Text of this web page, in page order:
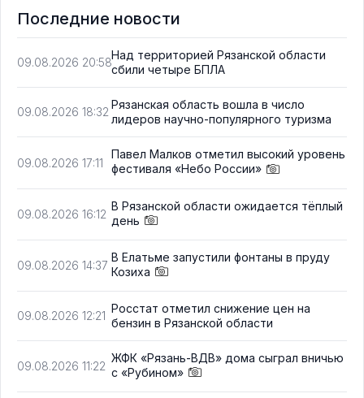
Последние новости
09.08.2026 20:58
Над территорией Рязанской области
сбили четыре БПЛА
09.08.2026 18:32
Рязанская область вошла в число
лидеров научно-популярного туризма
09.08.2026 17:11
Павел Малков отметил высокий уровень
фестиваля «Небо России»
09.08.2026 16:12
В Рязанской области ожидается тёплый
день
09.08.2026 14:37
В Елатьме запустили фонтаны в пруду
Козиха
09.08.2026 12:21
Росстат отметил снижение цен на
бензин в Рязанской области
09.08.2026 11:22
ЖФК «Рязань-ВДВ» дома сыграл вничью
с «Рубином»